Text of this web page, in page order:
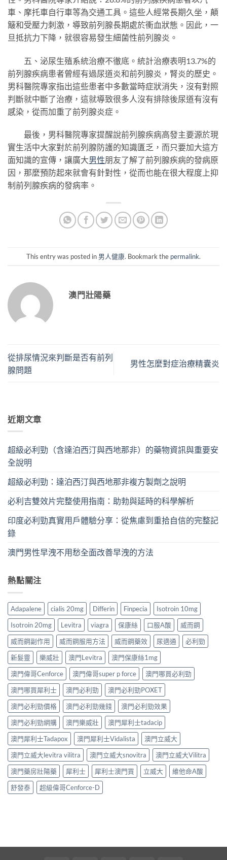
車、摩托車自行車等為交通工具。這些人經常長期久坐，顛
簸和受壓力刺激，導致前列腺長期處於衝血狀態。因此，一
旦抵抗力下降，就很容易發生細菌性前列腺炎。
五、泌尿生殖系統治療不徹底。統計治療表明13.7%的
前列腺疾病患者曾經有過尿道炎和前列腺炎，腎炎的歷史。
男科醫院專家指出這些患者中多數當時症狀消失，沒有對照
判斷就中斷了治療，這就導致很多人沒有排除後尿道有沒有
感染，從而加重了前列腺炎症。
最後，男科醫院專家提醒說前列腺疾病高發主要源於現
實生活中大家對於前列腺防護的知識匱乏，而只要加大這方
面知識的宣傳，讓廣大男性朋友了解了前列腺疾病的發病原
因，那麼預防起來就會有針對性，從而也能在很大程度上抑
制前列腺疾病的發病率。
This entry was posted in 男人健康. Bookmark the permalink.
澳門壯陽藥
從排尿情況來判斷是否有前列
腺問題
男性怎麼對症治療精囊炎
近期文章
超級必利勁（含達泊西汀與西地那非）的藥物資訊與重要安
全說明
超級必利勁：達泊西汀與西地那非複方製劑之說明
必利吉雙效片完整使用指南：助勃與延時的科學解析
印度必利勁真實用戶體驗分享：從焦慮到重拾自信的完整記
錄
澳門男性早洩不用愁全面改善早洩的方法
熱點關注
Adapalene cialis 20mg Differin Finpecia
Isotroin 10mg
Isotroin 20mg
Levitra viagra 保康絲 口服A酸
威而鋼
威而鋼副作用
威而鋼服用方法 威而鋼藥效 尿適通
必利勁
新髮靈
樂威壯 澳門Levitra
澳門保康絲1mg
澳門偉哥Cenforce
澳門偉哥super p force
澳門哪買必利勁
澳門哪買犀利士
澳門必利勁
澳門必利勁POXET
澳門必利勁價格
澳門必利勁幾錢
澳門必利勁效果
澳門必利勁網購
澳門樂威壯
澳門犀利士tadacip
澳門犀利士Tadapox
澳門犀利士Vidalista
澳門立威大
澳門立威大levitra vilitra
澳門立威大snovitra
澳門立威大Vilitra
澳門藥房壯陽藥
犀利士 犀利士澳門買 立威大
維他命A酸
舒發泰
超級偉哥Cenforce-D